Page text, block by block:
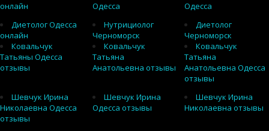
онлайн
Одесса
Одесса
Диетолог Одесса
онлайн
Нутрициолог
Черноморск
Диетолог
Черноморск
Ковальчук
Татьяны Одесса
отзывы
Ковальчук
Татьяна
Анатольевна отзывы
Ковальчук
Татьяна
Анатольевна Одесса
отзывы
Шевчук Ирина
Николаевна Одесса
отзывы
Шевчук Ирина
Одесса отзывы
Шевчук Ирина
Николаевна отзывы